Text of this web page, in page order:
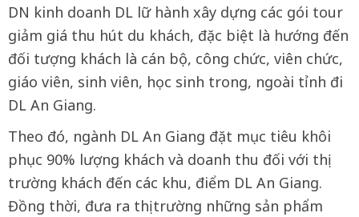
DN kinh doanh DL lữ hành xây dựng các gói tour
giảm giá thu hút du khách, đặc biệt là hướng đến
đối tượng khách là cán bộ, công chức, viên chức,
giáo viên, sinh viên, học sinh trong, ngoài tỉnh đi
DL An Giang.
Theo đó, ngành DL An Giang đặt mục tiêu khôi
phục 90% lượng khách và doanh thu đối với thị
trường khách đến các khu, điểm DL An Giang.
Đồng thời, đưa ra thị trường những sản phẩm